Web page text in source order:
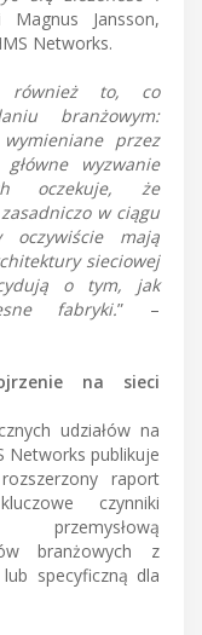
Jansson,
Networks.
również to, co
branżowym:
przez
wyzwanie
oczekuje, że
w ciągu
oczywiście mają
sieciowej
o tym, jak
fabryki.” –
na sieci
udziałów na
Networks publikuje
raport
czynniki
branżowych z
specyficzną dla